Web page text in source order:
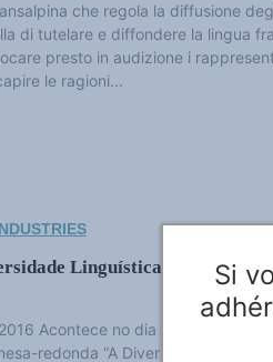
che regola la diffusione
di tutelare e diffondere la lingua
presto in audizione i
le ragioni...
Linguística dos Espaços
Acontece no dia 26 de maio de
redonda “A Diversidade
Si